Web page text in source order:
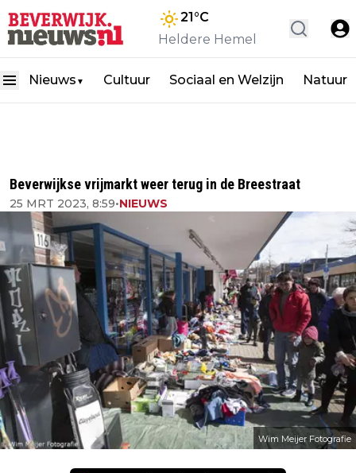
21°C
Heldere Hemel
Nieuws ▼ Cultuur Sociaal en Welzijn Natuur
Beverwijkse vrijmarkt weer terug in de Breestraat
25 MRT 2023, 8:59•NIEUWS
Wim Meijer Fotografie